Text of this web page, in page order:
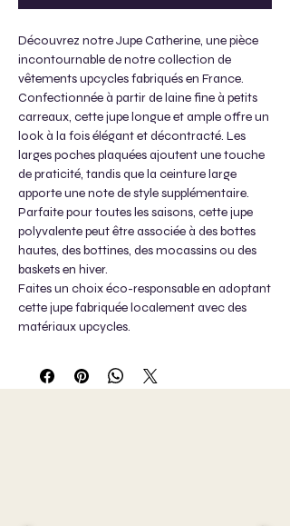
Découvrez notre Jupe Catherine, une pièce
incontournable de notre collection de
vêtements upcycles fabriqués en France.
Confectionnée à partir de laine fine à petits
carreaux, cette jupe longue et ample offre un
look à la fois élégant et décontracté. Les
larges poches plaquées ajoutent une touche
de praticité, tandis que la ceinture large
apporte une note de style supplémentaire.
Parfaite pour toutes les saisons, cette jupe
polyvalente peut être associée à des bottes
hautes, des bottines, des mocassins ou des
baskets en hiver.
Faites un choix éco-responsable en adoptant
cette jupe fabriquée localement avec des
matériaux upcycles.